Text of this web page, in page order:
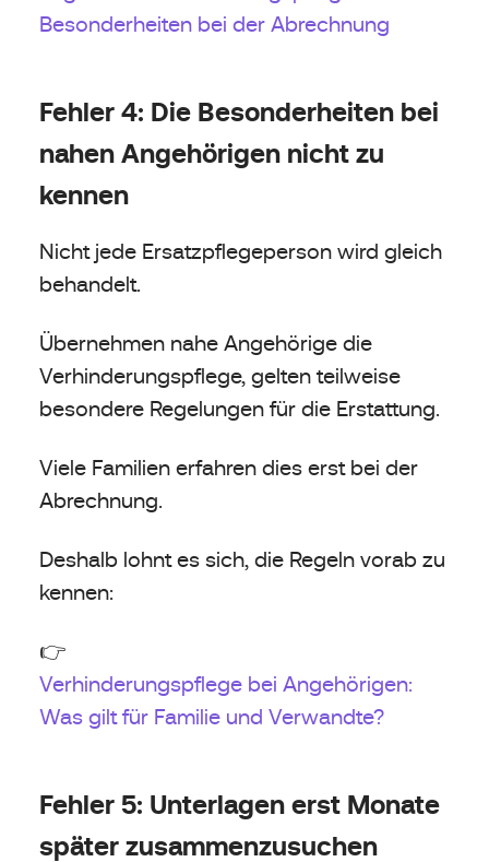
Besonderheiten bei der Abrechnung
Fehler 4: Die Besonderheiten bei
nahen Angehörigen nicht zu
kennen
Nicht jede Ersatzpflegeperson wird gleich
behandelt.
Übernehmen nahe Angehörige die
Verhinderungspflege, gelten teilweise
besondere Regelungen für die Erstattung.
Viele Familien erfahren dies erst bei der
Abrechnung.
Deshalb lohnt es sich, die Regeln vorab zu
kennen:
👉
Verhinderungspflege bei Angehörigen:
Was gilt für Familie und Verwandte?
Fehler 5: Unterlagen erst Monate
später zusammenzusuchen